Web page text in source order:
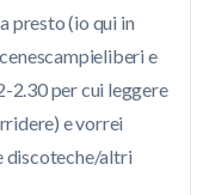
presto (io qui in
e
2.30 per cui leggere
e vorrei
discoteche/altri